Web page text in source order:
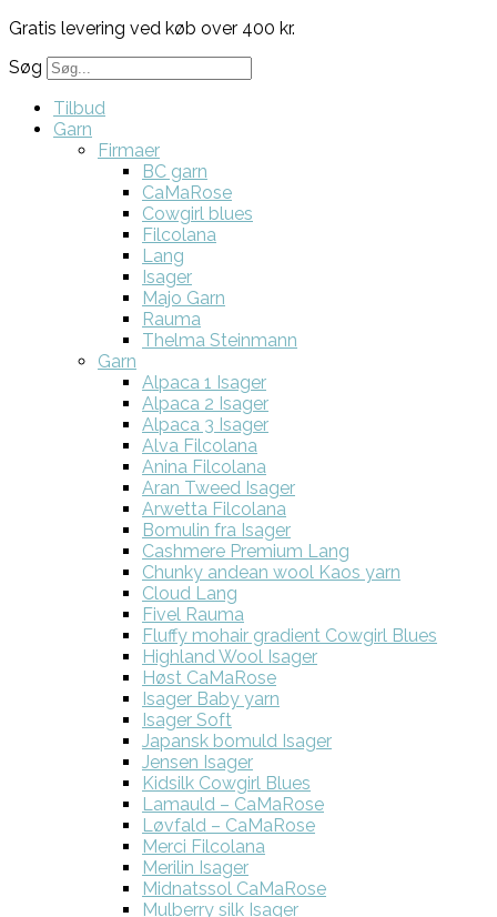
Gratis levering ved køb over 400 kr.
Søg
Tilbud
Garn
Firmaer
BC garn
CaMaRose
Cowgirl blues
Filcolana
Lang
Isager
Majo Garn
Rauma
Thelma Steinmann
Garn
Alpaca 1 Isager
Alpaca 2 Isager
Alpaca 3 Isager
Alva Filcolana
Anina Filcolana
Aran Tweed Isager
Arwetta Filcolana
Bomulin fra Isager
Cashmere Premium Lang
Chunky andean wool Kaos yarn
Cloud Lang
Fivel Rauma
Fluffy mohair gradient Cowgirl Blues
Highland Wool Isager
Høst CaMaRose
Isager Baby yarn
Isager Soft
Japansk bomuld Isager
Jensen Isager
Kidsilk Cowgirl Blues
Lamauld – CaMaRose
Løvfald – CaMaRose
Merci Filcolana
Merilin Isager
Midnatssol CaMaRose
Mulberry silk Isager